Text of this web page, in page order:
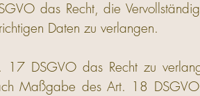
das Recht, die
Daten zu verlangen.
DSGVO das Recht zu
Maßgabe des Art. 18 DSGVO